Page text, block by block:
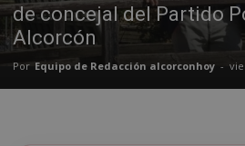
de concejal del Partido
Alcorcón
Por Equipo de Redacción alcorconhoy -